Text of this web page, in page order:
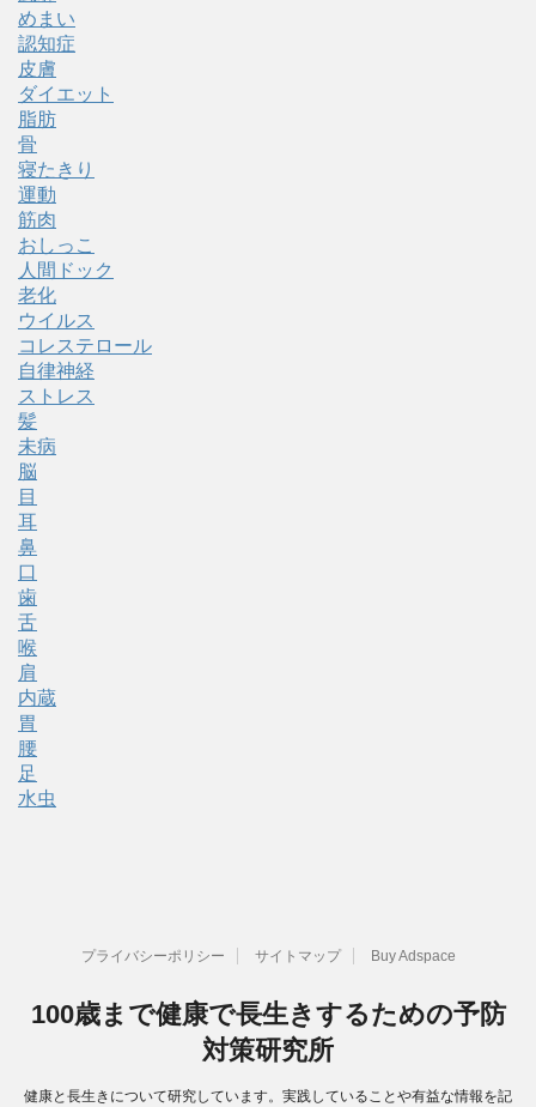
めまい
認知症
皮膚
ダイエット
脂肪
骨
寝たきり
運動
筋肉
おしっこ
人間ドック
老化
ウイルス
コレステロール
自律神経
ストレス
髪
未病
脳
目
耳
鼻
口
歯
舌
喉
肩
内蔵
胃
腰
足
水虫
プライバシーポリシー サイトマップ Buy Adspace
100歳まで健康で長生きするための予防
対策研究所
健康と長生きについて研究しています。実践していることや有益な情報を記